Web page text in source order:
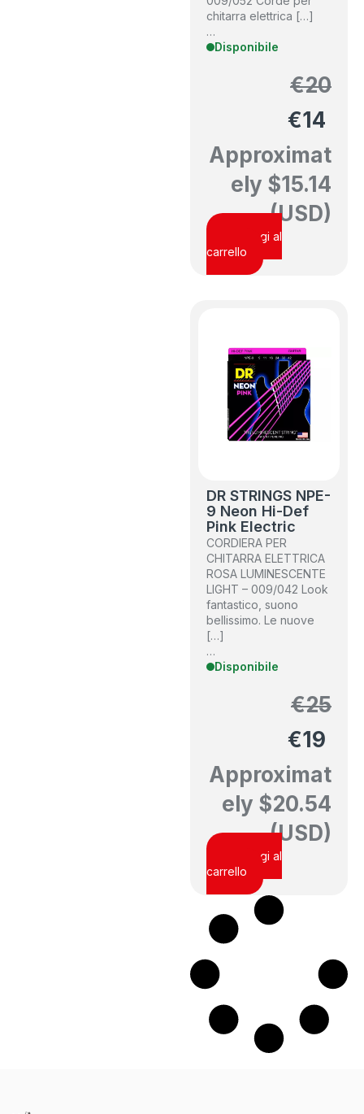
chitarra elettrica […]
…
Disponibile
€20
€14
Approximat
ely $15.14
(USD)
Aggiungi al
carrello
DR STRINGS NPE-
9 Neon Hi-Def
Pink Electric
CORDIERA PER
CHITARRA ELETTRICA
ROSA LUMINESCENTE
LIGHT – 009/042 Look
fantastico, suono
bellissimo. Le nuove
[…]
…
Disponibile
€25
€19
Approximat
ely $20.54
(USD)
Aggiungi al
carrello